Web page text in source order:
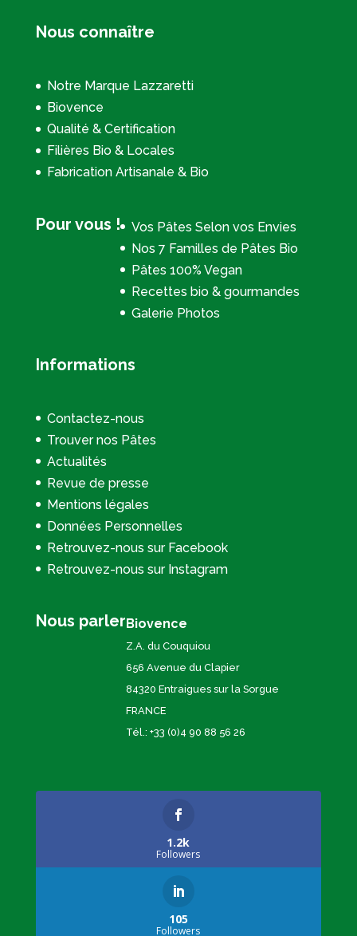
Nous connaître
Notre Marque Lazzaretti
Biovence
Qualité & Certification
Filières Bio & Locales
Fabrication Artisanale & Bio
Pour vous !
Vos Pâtes Selon vos Envies
Nos 7 Familles de Pâtes Bio
Pâtes 100% Vegan
Recettes bio & gourmandes
Galerie Photos
Informations
Contactez-nous
Trouver nos Pâtes
Actualités
Revue de presse
Mentions légales
Données Personnelles
Retrouvez-nous sur Facebook
Retrouvez-nous sur Instagram
Nous parlerBiovence
Z.A. du Couquiou
656 Avenue du Clapier
84320 Entraigues sur la Sorgue
FRANCE
Tél.: +33 (0)4 90 88 56 26
1.2k
Followers
105
Followers